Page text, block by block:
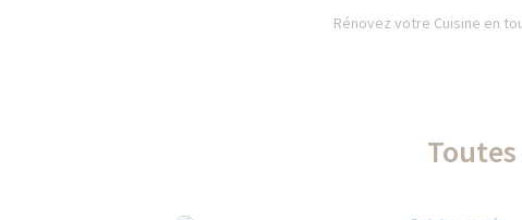
Rénovez votre Cuisine en